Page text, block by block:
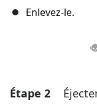
Enlevez-le.
Étape 2